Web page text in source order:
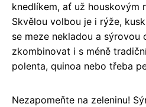
knedlíkem, ať už houskovým
Skvělou volbou je i rýže,
se meze nekladou a sýrovou
zkombinovat i s méně
polenta, quinoa nebo třeba
Nezapomeňte na zeleninu!